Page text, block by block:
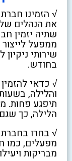
√ הזמינו
את הנהלים
שתיה יזמין
ממפעל
שירותי
בחודש.
√ כדאי
והלילה,
תיפגע פחות.
הלילה, כך
√ בחרו בחברת
מפעלים, כמו
מבריקות